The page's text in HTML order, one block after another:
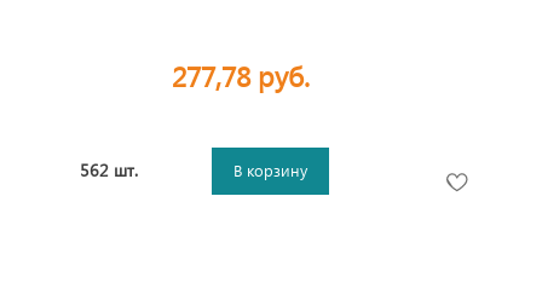
277,78 руб.
562 шт. В корзину